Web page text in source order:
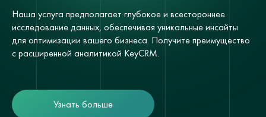
Наша услуга предполагает глубокое и всестороннее
исследование данных, обеспечивая уникальные инсайты
для оптимизации вашего бизнеса. Получите преимущество
с расширенной аналитикой KeyCRM.
Узнать больше